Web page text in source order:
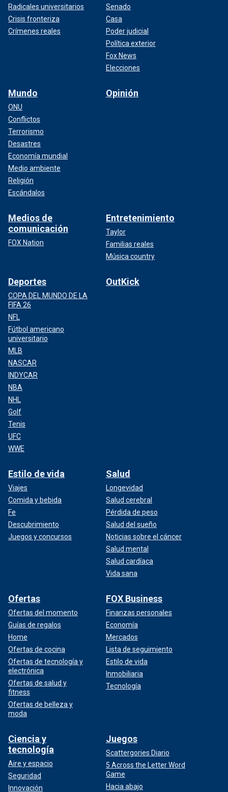
Radicales universitarios
Crisis fronteriza
Crímenes reales
Senado
Casa
Poder judicial
Política exterior
Fox News
Elecciones
Mundo
ONU
Conflictos
Terrorismo
Desastres
Economía mundial
Medio ambiente
Religión
Escándalos
Opinión
Medios de
comunicación
FOX Nation
Entretenimiento
Taylor
Familias reales
Música country
Deportes
COPA DEL MUNDO DE LA
FIFA 26
NFL
Fútbol americano
universitario
MLB
NASCAR
INDYCAR
NBA
NHL
Golf
Tenis
UFC
WWE
OutKick
Estilo de vida
Viajes
Comida y bebida
Fe
Descubrimiento
Juegos y concursos
Salud
Longevidad
Salud cerebral
Pérdida de peso
Salud del sueño
Noticias sobre el cáncer
Salud mental
Salud cardíaca
Vida sana
Ofertas
Ofertas del momento
Guías de regalos
Home
Ofertas de cocina
Ofertas de tecnología y
electrónica
Ofertas de salud y
fitness
Ofertas de belleza y
moda
FOX Business
Finanzas personales
Economía
Mercados
Lista de seguimiento
Estilo de vida
Inmobiliaria
Tecnología
Ciencia y
tecnología
Aire y espacio
Seguridad
Innovación
Juegos
Scattergories Diario
5 Across the Letter Word
Game
Hacia abajo